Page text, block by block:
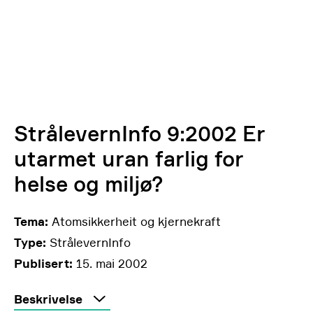
StrålevernInfo 9:2002 Er
utarmet uran farlig for
helse og miljø?
Tema: Atomsikkerheit og kjernekraft
Type: StrålevernInfo
Publisert: 15. mai 2002
Beskrivelse